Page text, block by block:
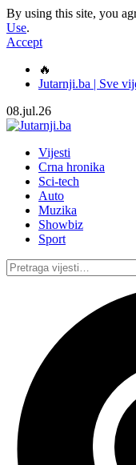
By using this site, you
Use.
Accept
🔥
Jutarnji.ba | Sve
08.jul.26
Vijesti
Crna hronika
Sci-tech
Auto
Muzika
Showbiz
Sport